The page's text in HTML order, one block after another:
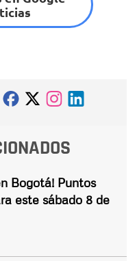
Bogotá! Puntos
este sábado 8 de